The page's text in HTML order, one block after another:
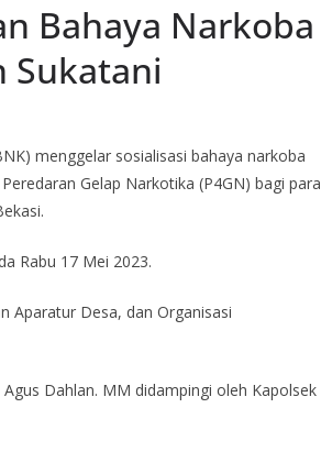
Bahaya Narkoba
Sukatani
menggelar sosialisasi bahaya narkoba
Gelap Narkotika (P4GN) bagi para
Rabu 17 Mei 2023.
Aparatur Desa, dan Organisasi
Dahlan. MM didampingi oleh Kapolsek